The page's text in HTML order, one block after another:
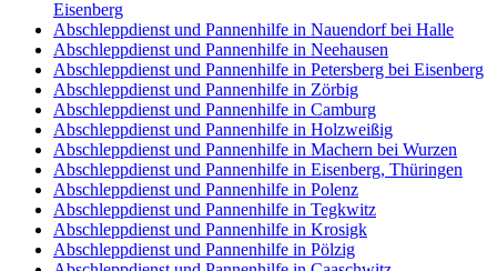
Eisenberg
Abschleppdienst und Pannenhilfe in Nauendorf bei Halle
Abschleppdienst und Pannenhilfe in Neehausen
Abschleppdienst und Pannenhilfe in Petersberg bei Eisenberg
Abschleppdienst und Pannenhilfe in Zörbig
Abschleppdienst und Pannenhilfe in Camburg
Abschleppdienst und Pannenhilfe in Holzweißig
Abschleppdienst und Pannenhilfe in Machern bei Wurzen
Abschleppdienst und Pannenhilfe in Eisenberg, Thüringen
Abschleppdienst und Pannenhilfe in Polenz
Abschleppdienst und Pannenhilfe in Tegkwitz
Abschleppdienst und Pannenhilfe in Krosigk
Abschleppdienst und Pannenhilfe in Pölzig